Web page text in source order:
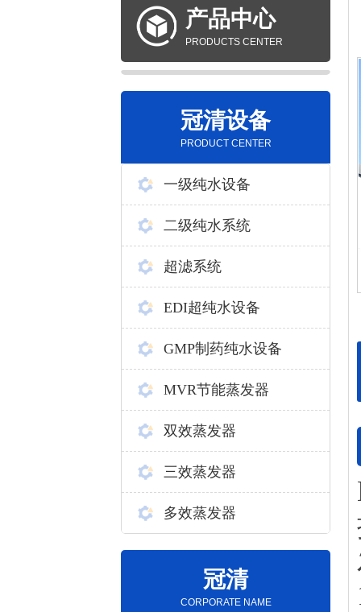
产品中心
PRODUCTS CENTER
冠清设备
PRODUCT CENTER
一级纯水设备
二级纯水系统
超滤系统
EDI超纯水设备
GMP制药纯水设备
MVR节能蒸发器
双效蒸发器
三效蒸发器
多效蒸发器
冠清
CORPORATE NAME